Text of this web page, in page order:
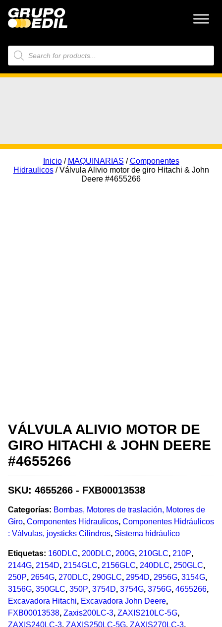
Búsqueda
de
productos
Inicio/ MAQUINARIAS /Componentes
Hidraulicos/ Válvula Alivio motor de giro Hitachi & John
Deere #4655266
VÁLVULA ALIVIO MOTOR DE
GIRO HITACHI & JOHN DEERE
#4655266
SKU: 4655266 - FXB00013538
Categorías: Bombas, Motores de traslación, Motores de
Giro, Componentes Hidraulicos, Componentes Hidráulicos
: Válvulas, joysticks Cilindros, Sistema hidráulico
Etiquetas: 160DLC, 200DLC, 200G, 210GLC, 210P,
2144G, 2154D, 2154GLC, 2156GLC, 240DLC, 250GLC,
250P, 2654G, 270DLC, 290GLC, 2954D, 2956G, 3154G,
3156G, 350GLC, 350P, 3754D, 3754G, 3756G, 4655266,
Excavadora Hitachi, Excavadora John Deere,
FXB00013538, Zaxis200LC-3, ZAXIS210LC-5G,
ZAXIS240LC-3, ZAXIS250LC-5G, ZAXIS270LC-3,